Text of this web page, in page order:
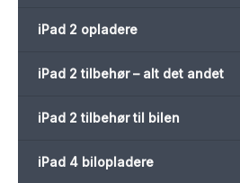
iPad 2 opladere
iPad 2 tilbehør – alt det andet
iPad 2 tilbehør til bilen
iPad 4 bilopladere